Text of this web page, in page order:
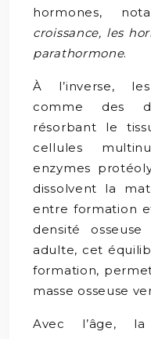
hormones,
croissance, les
parathormone.
À l’inverse,
comme des
résorbant le
cellules
enzymes
dissolvent la
entre formation
densité
adulte, cet
formation,
masse osseuse
Avec l’âge,